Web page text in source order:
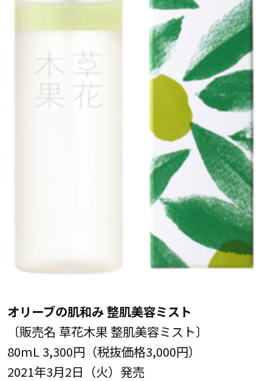
オリーブの肌和み 整肌美容ミスト
〔販売名 草花木果 整肌美容ミスト〕
80mL 3,300円（税抜価格3,000円）
2021年3月2日（火）発売